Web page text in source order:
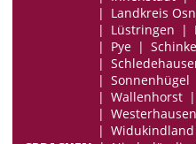
Landkreis
Lüstringen
Pye
Sonnenhügel
Wallenhorst
Westerhausen
Widukindland